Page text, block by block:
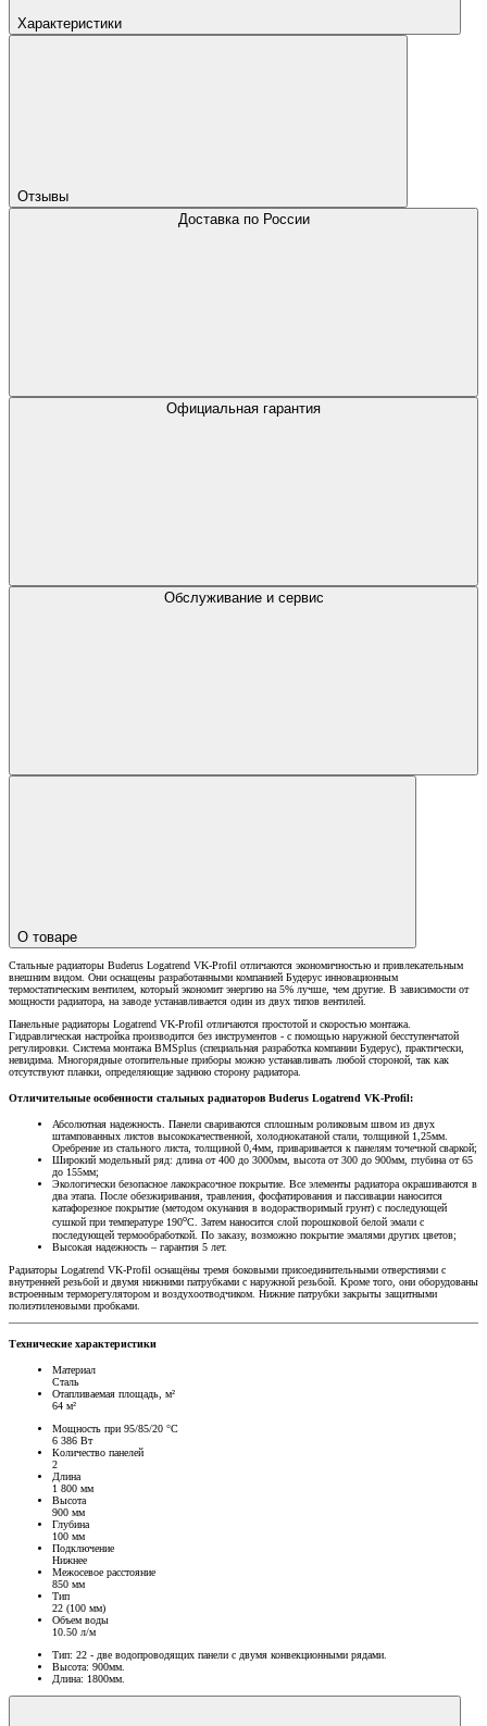
Характеристики
Отзывы
Доставка по России
Официальная гарантия
Обслуживание и сервис
О товаре
Стальные радиаторы Buderus Logatrend VK-Profil отличаются экономичностью и привлекательным
внешним видом. Они оснащены разработанными компанией Будерус инновационным
термостатическим вентилем, который экономит энергию на 5% лучше, чем другие. В зависимости от
мощности радиатора, на заводе устанавливается один из двух типов вентилей.
Панельные радиаторы Logatrend VK-Profil отличаются простотой и скоростью монтажа.
Гидравлическая настройка производится без инструментов - с помощью наружной бесступенчатой
регулировки. Система монтажа BMSplus (специальная разработка компании Будерус), практически,
невидима. Многорядные отопительные приборы можно устанавливать любой стороной, так как
отсутствуют планки, определяющие заднюю сторону радиатора.
Отличительные особенности стальных радиаторов Buderus Logatrend VK-Profil:
Абсолютная надежность. Панели свариваются сплошным роликовым швом из двух
штампованных листов высококачественной, холоднокатаной стали, толщиной 1,25мм.
Оребрение из стального листа, толщиной 0,4мм, приваривается к панелям точечной сваркой;
Широкий модельный ряд: длина от 400 до 3000мм, высота от 300 до 900мм, глубина от 65
до 155мм;
Экологически безопасное лакокрасочное покрытие. Все элементы радиатора окрашиваются в
два этапа. После обезжиривания, травления, фосфатирования и пассивации наносится
катафорезное покрытие (методом окунания в водорастворимый грунт) с последующей
сушкой при температуре 190оС. Затем наносится слой порошковой белой эмали с
последующей термообработкой. По заказу, возможно покрытие эмалями других цветов;
Высокая надежность – гарантия 5 лет.
Радиаторы Logatrend VK-Profil оснащёны тремя боковыми присоединительными отверстиями с
внутренней резьбой и двумя нижними патрубками с наружной резьбой. Кроме того, они оборудованы
встроенным терморегулятором и воздухоотводчиком. Нижние патрубки закрыты защитными
полиэтиленовыми пробками.
Технические характеристики
Материал
Сталь
Отапливаемая площадь, м²
64 м²
Мощность при 95/85/20 °C
6 386 Вт
Количество панелей
2
Длина
1 800 мм
Высота
900 мм
Глубина
100 мм
Подключение
Нижнее
Межосевое расстояние
850 мм
Тип
22 (100 мм)
Объем воды
10.50 л/м
Тип: 22 - две водопроводящих панели с двумя конвекционными рядами.
Высота: 900мм.
Длина: 1800мм.